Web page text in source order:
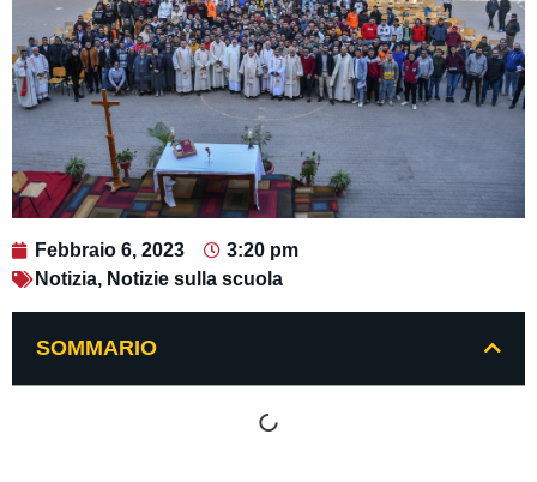
Febbraio 6, 2023
3:20 pm
Notizia, Notizie sulla scuola
SOMMARIO